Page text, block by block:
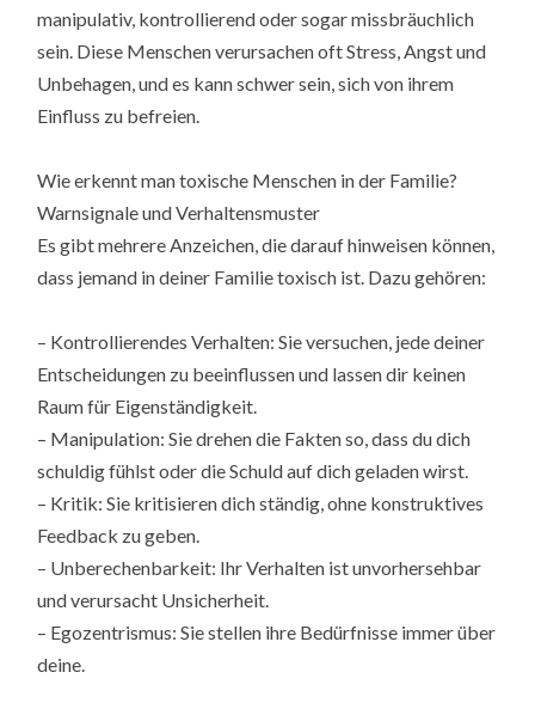
manipulativ, kontrollierend oder sogar missbräuchlich
sein. Diese Menschen verursachen oft Stress, Angst und
Unbehagen, und es kann schwer sein, sich von ihrem
Einfluss zu befreien.
Wie erkennt man toxische Menschen in der Familie?
Warnsignale und Verhaltensmuster
Es gibt mehrere Anzeichen, die darauf hinweisen können,
dass jemand in deiner Familie toxisch ist. Dazu gehören:
– Kontrollierendes Verhalten: Sie versuchen, jede deiner
Entscheidungen zu beeinflussen und lassen dir keinen
Raum für Eigenständigkeit.
– Manipulation: Sie drehen die Fakten so, dass du dich
schuldig fühlst oder die Schuld auf dich geladen wirst.
– Kritik: Sie kritisieren dich ständig, ohne konstruktives
Feedback zu geben.
– Unberechenbarkeit: Ihr Verhalten ist unvorhersehbar
und verursacht Unsicherheit.
– Egozentrismus: Sie stellen ihre Bedürfnisse immer über
deine.